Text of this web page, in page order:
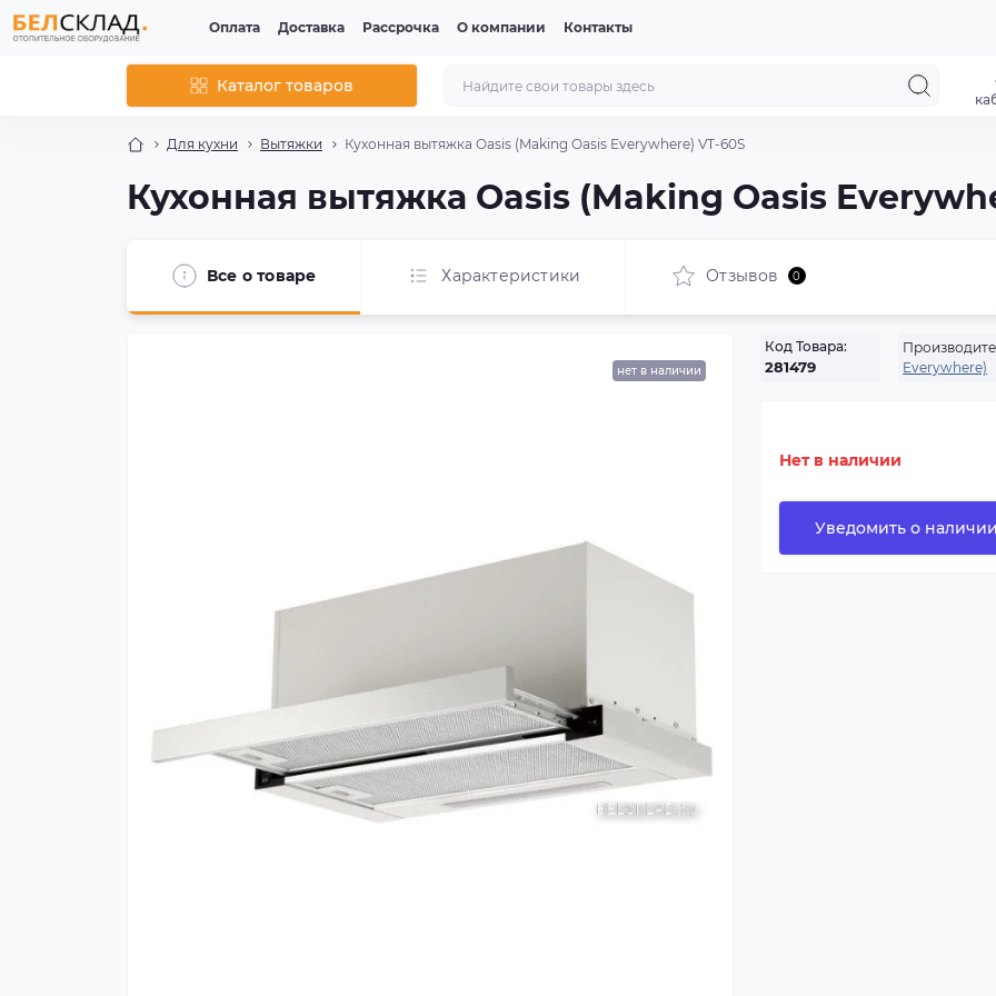
Оплата Доставка Рассрочка О компании Контакты
Каталог товаров
Для кухни Вытяжки Кухонная вытяжка Oasis (Making Oasis Everywhere) VT-60S
Кухонная вытяжка Oasis (Making Oasis
Все о товаре Характеристики Отзывов 0
нет в наличии
Код Товара:
281479
Everywhere)
Нет в наличии
Уведомить о